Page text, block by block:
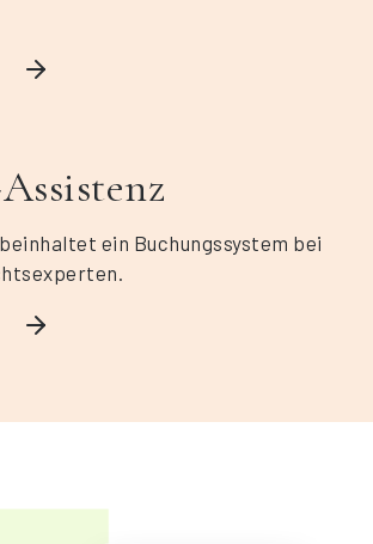
ein Buchungssystem bei